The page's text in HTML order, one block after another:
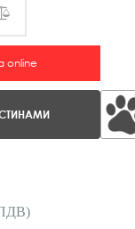
online
ПДВ)